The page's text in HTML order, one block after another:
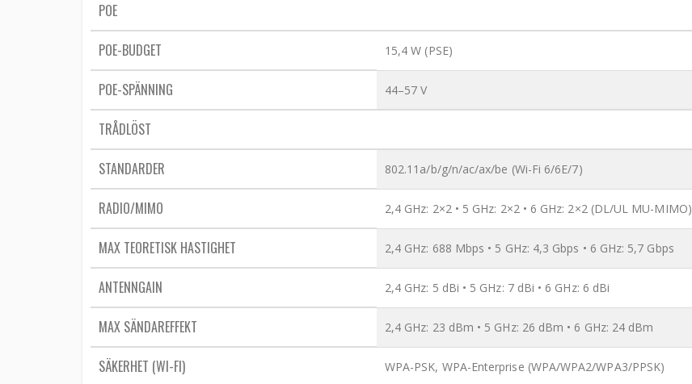
POE
POE-BUDGET 15,4 W (PSE)
POE-SPÄNNING 44–57 V
TRÅDLÖST
STANDARDER 802.11a/b/g/n/ac/ax/be (Wi-Fi 6/6E/7)
RADIO/MIMO 2,4 GHz: 2×2 • 5 GHz: 2×2 • 6 GHz: 2×2 (DL/UL MU-MIMO)
MAX TEORETISK HASTIGHET 2,4 GHz: 688 Mbps • 5 GHz: 4,3 Gbps • 6 GHz: 5,7 Gbps
ANTENNGAIN 2,4 GHz: 5 dBi • 5 GHz: 7 dBi • 6 GHz: 6 dBi
MAX SÄNDAREFFEKT 2,4 GHz: 23 dBm • 5 GHz: 26 dBm • 6 GHz: 24 dBm
SÄKERHET (WI-FI) WPA-PSK, WPA-Enterprise (WPA/WPA2/WPA3/PPSK)